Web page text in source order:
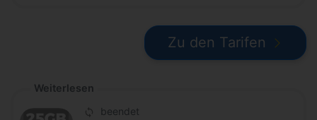
Zu den Tarifen
Weiterlesen
beendet